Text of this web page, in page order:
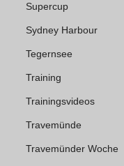
Supercup
Sydney Harbour
Tegernsee
Training
Trainingsvideos
Travemünde
Travemünder Woche